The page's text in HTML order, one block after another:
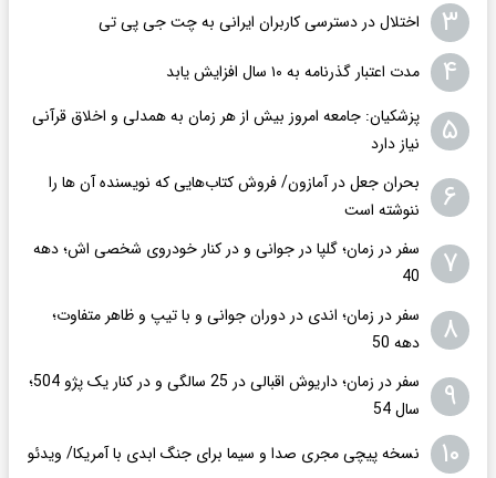
۳ اختلال در دسترسی کاربران ایرانی به چت جی پی تی
۴ مدت اعتبار گذرنامه به ۱۰ سال افزایش یابد
۵
پزشکیان: جامعه امروز بیش از هر زمان به همدلی و اخلاق قرآنی
نیاز دارد
۶
بحران جعل در آمازون/ فروش کتاب‌هایی که نویسنده آن ها را
ننوشته است
۷
سفر در زمان؛ گلپا در جوانی و در کنار خودروی شخصی اش؛ دهه
40
۸
سفر در زمان؛ اندی در دوران جوانی و با تیپ و ظاهر متفاوت؛
دهه 50
۹
سفر در زمان؛ داریوش اقبالی در 25 سالگی و در کنار یک پژو 504؛
سال 54
۱۰ نسخه پیچی مجری صدا و سیما برای جنگ ابدی با آمریکا/ ویدئو